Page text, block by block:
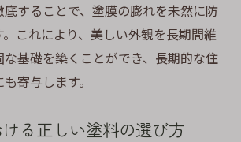
準備と計画の立て方
での注意点とその対策
を実現する技術の導入
の寿命を延ばす秘訣
底することで、塗膜の膨れを未然に防
。これにより、美しい外観を長期間維
基礎を築くことができ、長期的な住
寄与します。
る正しい塗料の選び方